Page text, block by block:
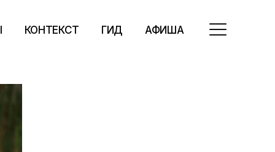
КОНТЕКСТ ГИД АФИША